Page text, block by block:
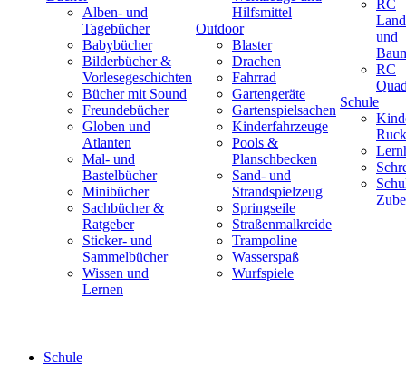
Alben- und
Tagebücher
Babybücher
Bilderbücher &
Vorlesegeschichten
Bücher mit Sound
Freundebücher
Globen und
Atlanten
Mal- und
Bastelbücher
Minibücher
Sachbücher &
Ratgeber
Sticker- und
Sammelbücher
Wissen und
Lernen
Hilfsmittel
Outdoor
Blaster
Drachen
Fahrrad
Gartengeräte
Gartenspielsachen
Kinderfahrzeuge
Pools &
Planschbecken
Sand- und
Strandspielzeug
Springseile
Straßenmalkreide
Trampoline
Wasserspaß
Wurfspiele
RC
und
RC
Schule
Schule